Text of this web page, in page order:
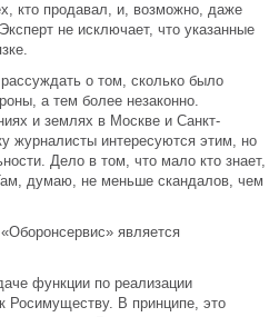
кто продавал, и, возможно, даже
не исключает, что указанные
о том, сколько было
а тем более незаконно.
и землях в Москве и Санкт-
журналисты интересуются этим, но
Дело в том, что мало кто знает,
думаю, не меньше скандалов, чем
является
функции по реализации
Росимуществу. В принципе, это